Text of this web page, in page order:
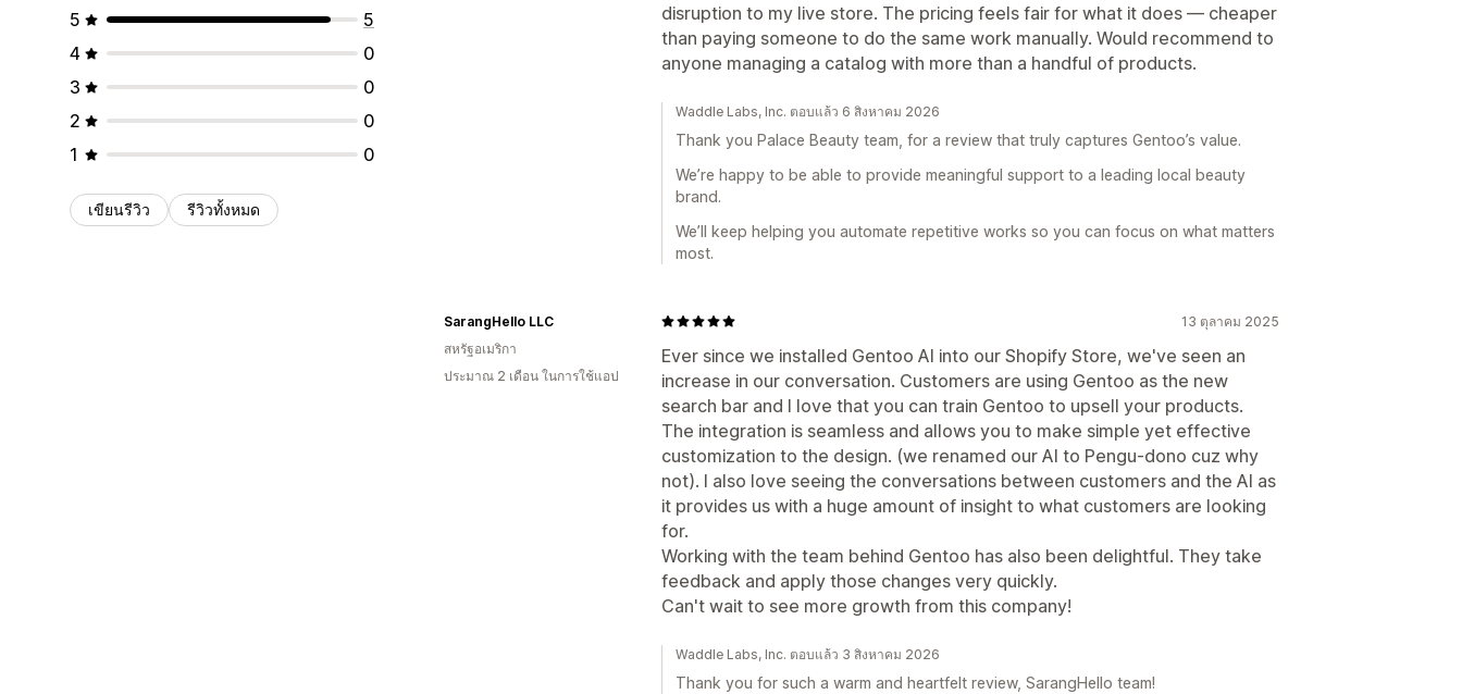
5
5
4
0
3
0
2
0
1
0
เขียนรีวิว รีวิวทั้งหมด
disruption to my live store. The pricing feels fair for what it does — cheaper
than paying someone to do the same work manually. Would recommend to
anyone managing a catalog with more than a handful of products.
Waddle Labs, Inc. ตอบแล้ว 6 สิงหาคม 2026
Thank you Palace Beauty team, for a review that truly captures Gentoo’s value.
We’re happy to be able to provide meaningful support to a leading local beauty
brand.
We’ll keep helping you automate repetitive works so you can focus on what matters
most.
13 ตุลาคม 2025
Ever since we installed Gentoo AI into our Shopify Store, we've seen an
increase in our conversation. Customers are using Gentoo as the new
search bar and I love that you can train Gentoo to upsell your products.
The integration is seamless and allows you to make simple yet effective
customization to the design. (we renamed our AI to Pengu-dono cuz why
not). I also love seeing the conversations between customers and the AI as
it provides us with a huge amount of insight to what customers are looking
for.
Working with the team behind Gentoo has also been delightful. They take
feedback and apply those changes very quickly.
Can't wait to see more growth from this company!
SarangHello LLC
สหรัฐอเมริกา
ประมาณ 2 เดือน ในการใช้แอป
Waddle Labs, Inc. ตอบแล้ว 3 สิงหาคม 2026
Thank you for such a warm and heartfelt review, SarangHello team!